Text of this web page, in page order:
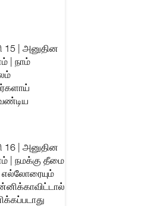
15 | அனுதின
| நாம்
16 | அனுதின
| நமக்கு தீமை